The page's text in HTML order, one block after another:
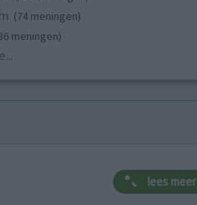
(74 meningen)
meningen)
lees meer